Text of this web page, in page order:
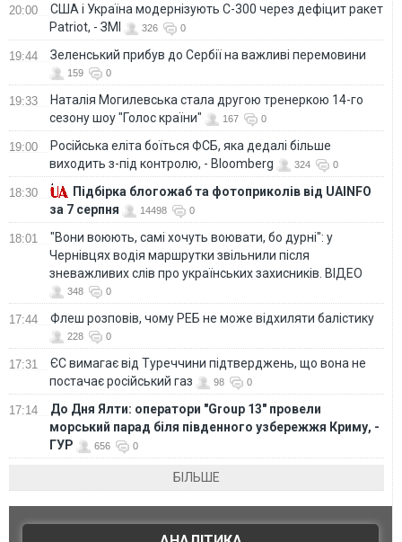
20:00
США і Україна модернізують С-300 через дефіцит ракет
Patriot, - ЗМІ
326 0
19:44 Зеленський прибув до Сербії на важливі перемовини
159 0
19:33
Наталія Могилевська стала другою тренеркою 14-го
сезону шоу "Голос країни"
167 0
19:00
Російська еліта боїться ФСБ, яка дедалі більше
виходить з-під контролю, - Bloomberg
324 0
18:30
Підбірка блогожаб та фотоприколів від UAINFO
за 7 серпня
14498 0
18:01
"Вони воюють, самі хочуть воювати, бо дурні": у
Чернівцях водія маршрутки звільнили після
зневажливих слів про українських захисників. ВІДЕО
348 0
17:44 Флеш розповів, чому РЕБ не може відхиляти балістику
228 0
17:31
ЄС вимагає від Туреччини підтверджень, що вона не
постачає російський газ
98 0
17:14
До Дня Ялти: оператори "Group 13" провели
морський парад біля південного узбережжя Криму, -
ГУР
656 0
БІЛЬШЕ